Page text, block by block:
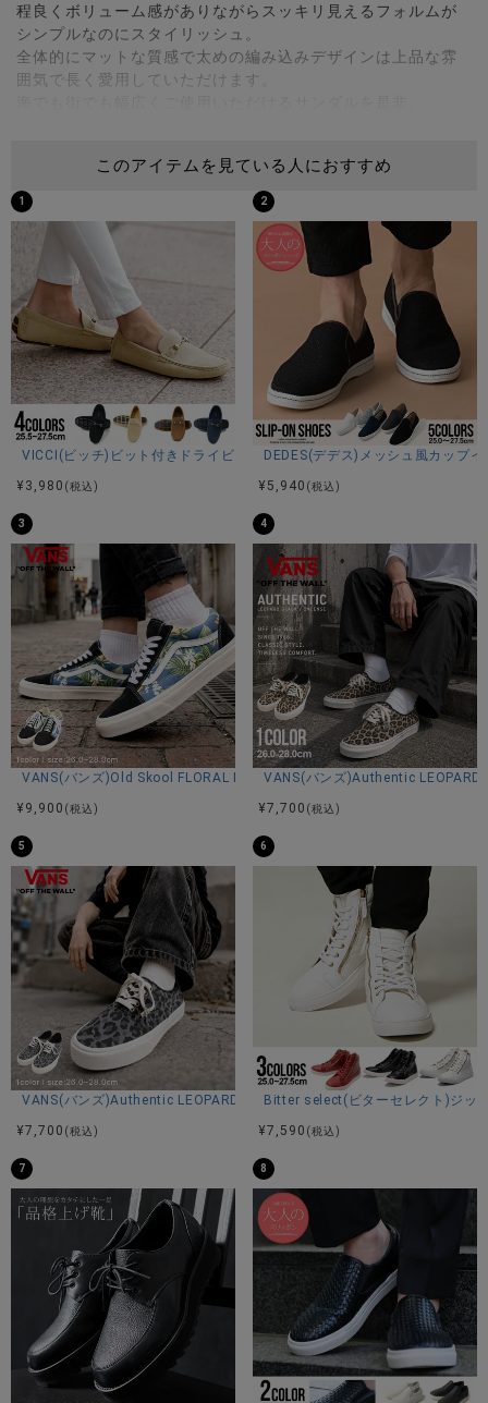
程良くボリューム感がありながらスッキリ見えるフォルムが
シンプルなのにスタイリッシュ。
全体的にマットな質感で太めの編み込みデザインは上品な雰
囲気で長く愛用していただけます。
がございます。
サイズ(cm)
M(25.0-25.5cm)：ソール高さ1.2全長27.5幅(最短7.5/最長
10.5)
L(26.0-26.5cm)：ソール高さ1.2全長28.5幅(最短7.5/最長
10.5)
LL(27.0-27.5cm)：ソール高さ1.2全長29.5幅(最短8/最長11)
※平置き計測
素材
アッパー：合成皮革
ソール：合成底
カラー
ブラック/ブラウン/ホワイト
このアイテムを見ている人におすすめ
1
VICCI(ビッチ)ビット付きドライビングシューズ/全4色
¥ 3,980 (税込)
2
DEDES(デデス)メッシュ風カップ
¥ 5,940 (税込)
3
VANS(バンズ)Old Skool FLORAL NAVY/全1色
¥ 9,900 (税込)
4
VANS(バンズ)Authentic
¥7,700 (税込)
5
VANS(バンズ)Authentic LEOPARD BLACK/PEWTER/全1色
¥7,700 (税込)
6
Bitter select(ビターセレクト)ジッ
¥7,590 (税込)
7 8